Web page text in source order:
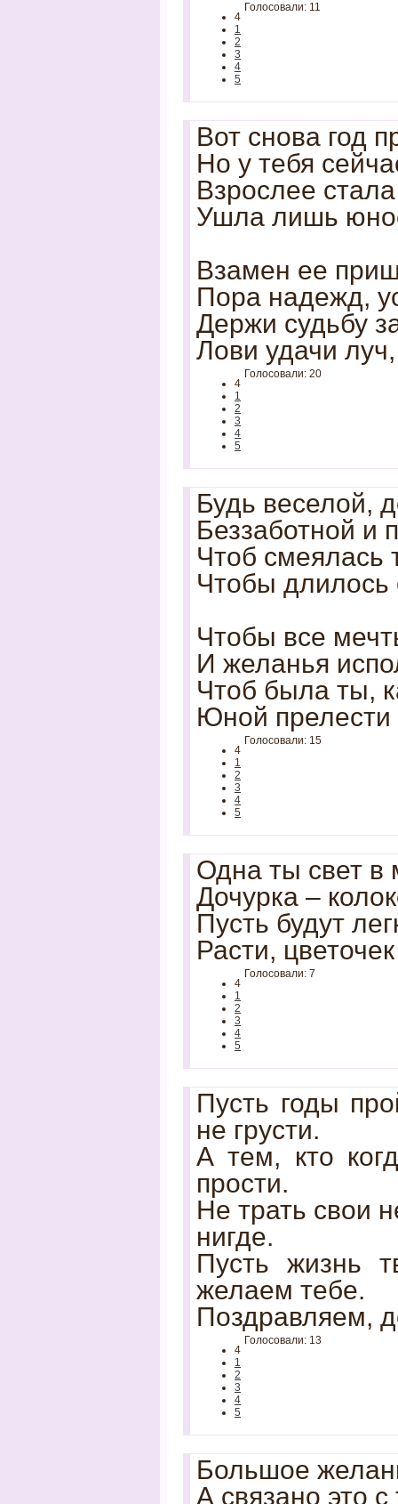
4
1
2
3
4
5
Голосовали: 11
Вот снова год
Hо у тебя
Взрослее
Ушла лишь
Взамен ее
Пора надежд,
Держи судьбу
Лови удачи
4
1
2
3
4
5
Голосовали: 20
Будь веселой,
Беззаботной и
Чтоб смеялась
Чтобы длилось
Чтобы все
И желанья
Чтоб была ты,
Юной прелести
4
1
2
3
4
5
Голосовали: 15
Одна ты свет в
Дочурка –
Пусть будут
Расти,
4
1
2
3
4
5
Голосовали: 7
Пусть годы
не грусти.
А тем, кто
прости.
Не трать свои
нигде.
Пусть жизнь
желаем тебе.
Поздравляем,
4
1
2
3
4
5
Голосовали: 13
Большое
А связано это